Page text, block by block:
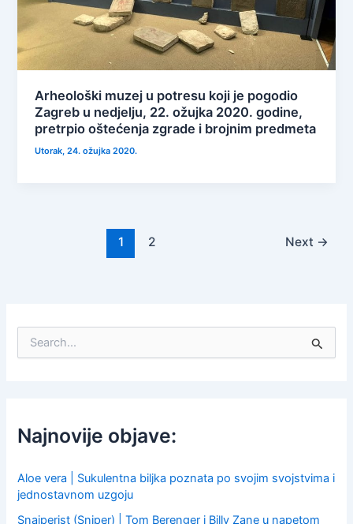
Arheološki muzej u potresu koji je pogodio
Zagreb u nedjelju, 22. ožujka 2020. godine,
pretrpio oštećenja zgrade i brojnim predmeta
Utorak, 24. ožujka 2020.
1 2 Next →
f
o
:
Najnovije objave:
Aloe vera | Sukulentna biljka poznata po svojim svojstvima i
jednostavnom uzgoju
Snajperist (Sniper) | Tom Berenger i Billy Zane u napetom